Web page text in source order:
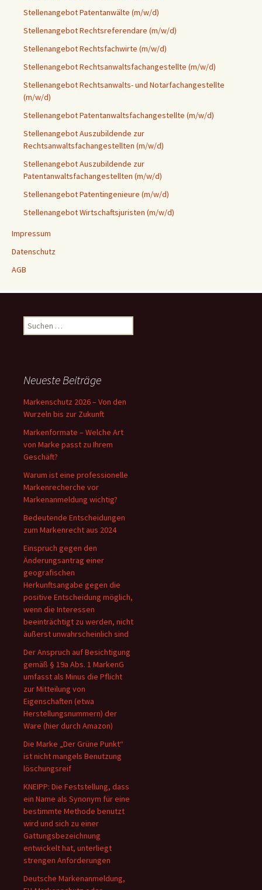
Stellenangebot Patentanwälte (m/w/d)
Stellenangebot Rechtsreferendare (m/w/d)
Stellenangebot Rechtsfachwirte (m/w/d)
Stellenangebot Rechtsanwaltsfachangestellte (m/w/d)
Stellenangebot Rechtsanwalts- und Notarfachangestellte
(m/w/d)
Stellenangebot Patentanwaltsfachangestellte (m/w/d)
Stellenangebot Auszubildende zur
Rechtsanwaltsfachangestellten (m/w/d)
Stellenangebot Auszubildende zur
Patentanwaltsfachangestellten (m/w/d)
Stellenangebot Patentingenieure (m/w/d)
Stellenangebot Wirtschaftsjuristen (m/w/d)
Impressum
Datenschutz
AGB
Suchen
nach:
Neueste Beiträge
Markenschutz 2026 – Von den
Wurzeln bis zur Zukunft
Markenformate – Welche Art
von Marke passt zu Ihrem
Geschäft?
Warum ist eine professionelle
Markenrecherche vor
Markenanmeldung wichtig?
Bedeutende Entscheidungen
zum Markenrecht aus 2024
Einspruch gegen den
Änderungsantrag einer
geografischen
Herkunftsangabe gegen die
positive Entscheidung möglich,
wenn die Interessen
beeinträchtigt zu werden, nicht
äußerst unwahrscheinlich sind
Der Anspruch auf Besichtigung
gemäß § 19a Abs. 1 MarkenG
umfasst als Minus die Pflicht
zur Mitteilung von
Eigenschaften (etwa
Herstellungsnummern) der
Ware (hier durch Amazon)
Die Marke „Der Grüne Punkt“
ist nicht mangels Benutzung
löschungsreif
KNEIPP: Die Feststellung, dass
ein Name als Synonym für eine
bestimmte Methode benutzt
wird und sich zu einer
Gattungsbezeichnung
entwickelt hat, unterliegt
strengen Anforderungen
Deutsche Markenanmeldung,